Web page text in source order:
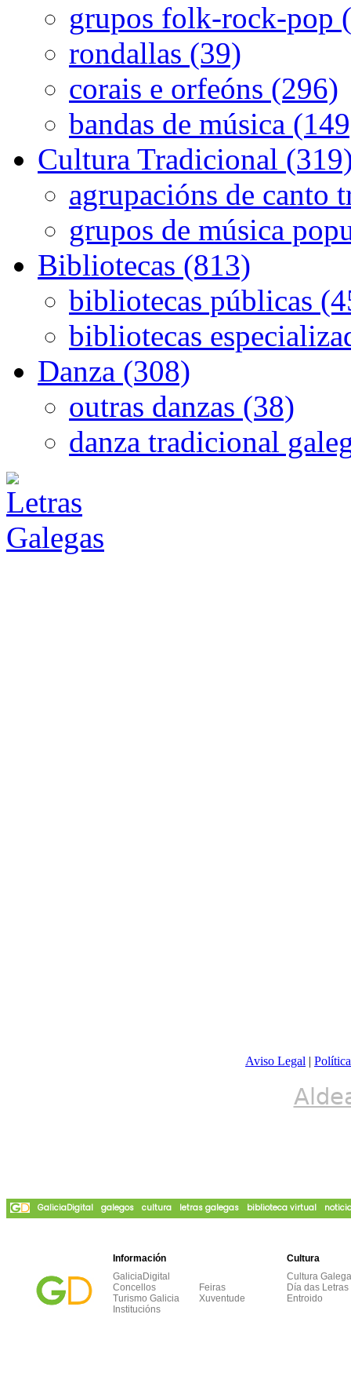
grupos folk-rock-pop
rondallas (39)
corais e orfeóns (296)
bandas de música
Cultura Tradicional
agrupacións de canto
grupos de música
Bibliotecas (813)
bibliotecas públicas
bibliotecas
Danza (308)
outras danzas (38)
danza tradicional
Aviso Legal |